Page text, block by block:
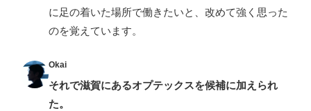
に足の着いた場所で働きたいと、改めて強く思った
のを覚えています。
Okai
それで滋賀にあるオプテックスを候補に加えられ
た。